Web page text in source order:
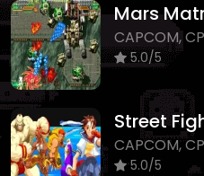
CAPCOM,
5.0/5
Street
CAPCOM,
5.0/5